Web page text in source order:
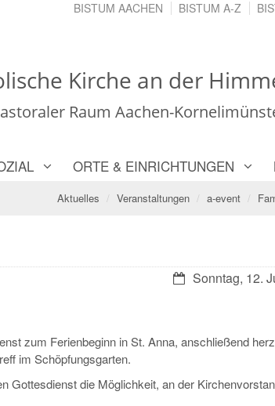
BISTUM AACHEN BISTUM A-Z
Kirche an der
Raum Aachen-
ORTE & EINRICHTUNGEN
Aktuelles Veranstaltungen a-event
Datum:Sonntag, 12.
zum Ferienbeginn in St. Anna, anschließend
im Schöpfungsgarten.
Gottesdienst die Möglichkeit, an der